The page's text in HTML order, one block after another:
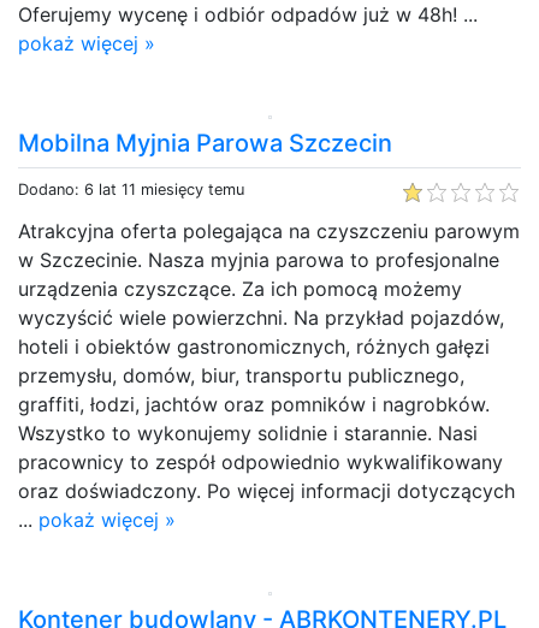
Oferujemy wycenę i odbiór odpadów już w 48h! ...
pokaż więcej »
Mobilna Myjnia Parowa Szczecin
Dodano: 6 lat 11 miesięcy temu
Atrakcyjna oferta polegająca na czyszczeniu parowym
w Szczecinie. Nasza myjnia parowa to profesjonalne
urządzenia czyszczące. Za ich pomocą możemy
wyczyścić wiele powierzchni. Na przykład pojazdów,
hoteli i obiektów gastronomicznych, różnych gałęzi
przemysłu, domów, biur, transportu publicznego,
graffiti, łodzi, jachtów oraz pomników i nagrobków.
Wszystko to wykonujemy solidnie i starannie. Nasi
pracownicy to zespół odpowiednio wykwalifikowany
oraz doświadczony. Po więcej informacji dotyczących
... pokaż więcej »
Kontener budowlany - ABRKONTENERY.PL